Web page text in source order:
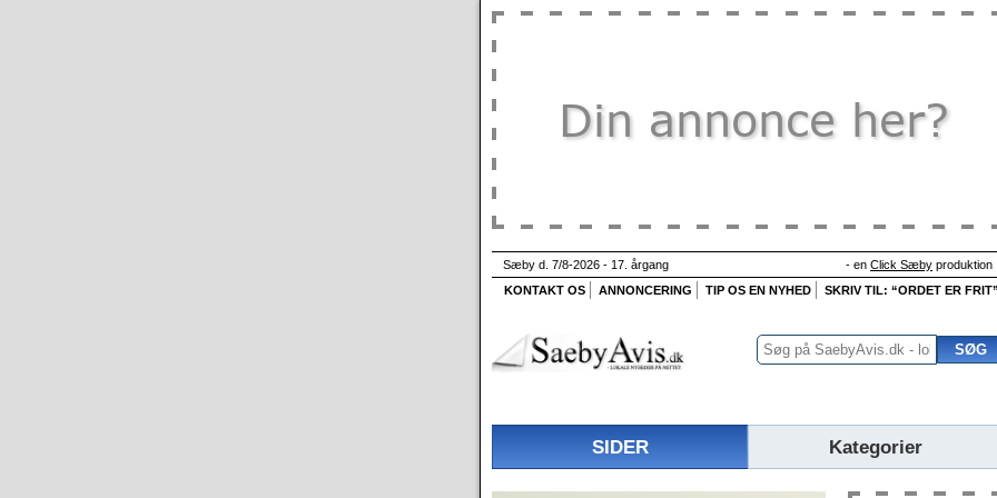
Sæby d. 7/8-2026 - 17. årgang - en Click Sæby produktion
KONTAKT OS
ANNONCERING TIP OS EN NYHED SKRIV TIL: “ORDET ER
SIDER Kategorier